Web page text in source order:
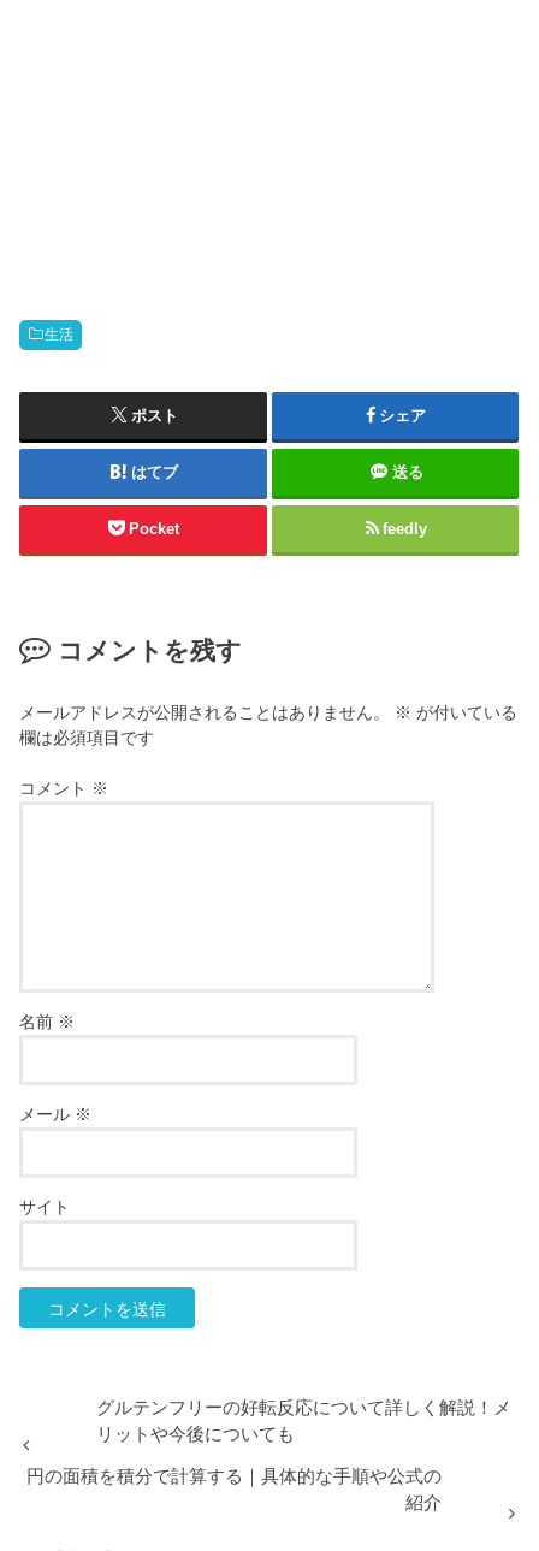
生活
ポスト シェア
はてブ 送る
Pocket feedly
コメントを残す
メールアドレスが公開されることはありません。 ※ が付いている
欄は必須項目です
コメント ※
名前 ※
メール ※
サイト
グルテンフリーの好転反応について詳しく解説！メ
リットや今後についても
円の面積を積分で計算する｜具体的な手順や公式の
紹介